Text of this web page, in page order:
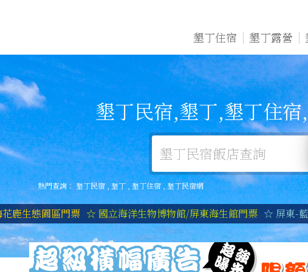
墾丁住宿 墾丁露營
墾丁民宿,墾丁,墾丁住
熱門查詢：墾丁民宿 ,墾丁 , 墾丁住宿,墾丁民宿網
鹿生態園區門票 ☆ 國立海洋生物博物館/屏東海生館門票 ☆ 屏東-